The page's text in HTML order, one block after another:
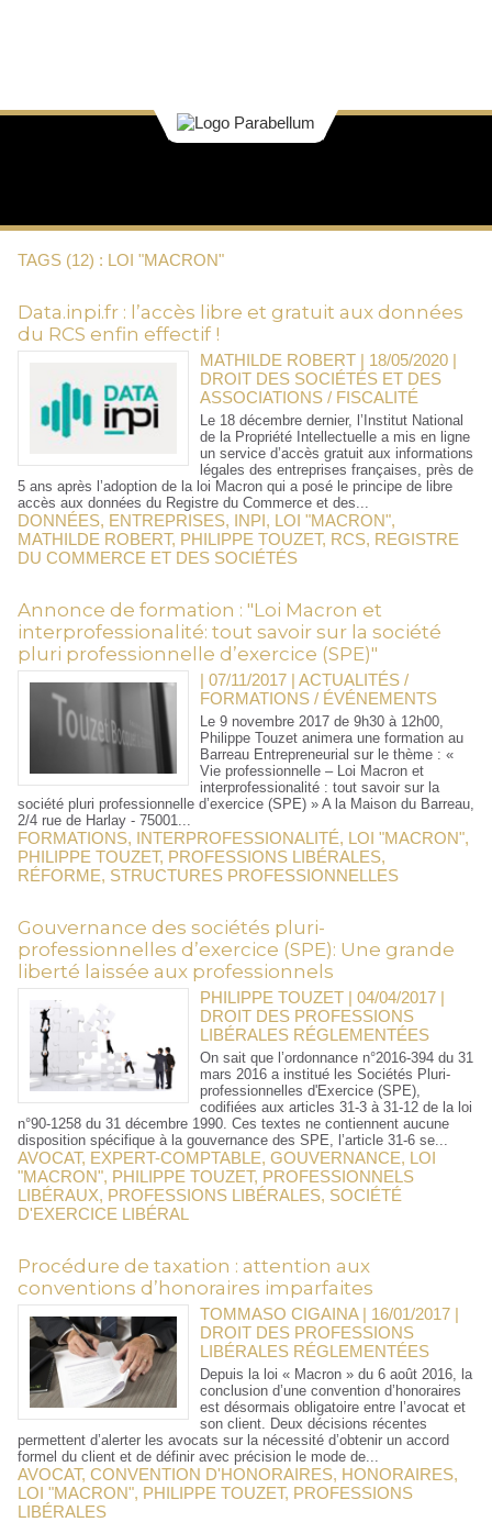
TAGS (12) : LOI "MACRON"
Data.inpi.fr : l’accès libre et gratuit aux données
du RCS enfin effectif !
MATHILDE ROBERT | 18/05/2020 |
DROIT DES SOCIÉTÉS ET DES
ASSOCIATIONS / FISCALITÉ
Le 18 décembre dernier, l’Institut National
de la Propriété Intellectuelle a mis en ligne
un service d’accès gratuit aux informations
légales des entreprises françaises, près de
5 ans après l’adoption de la loi Macron qui a posé le principe de libre
accès aux données du Registre du Commerce et des...
DONNÉES, ENTREPRISES, INPI, LOI "MACRON",
MATHILDE ROBERT, PHILIPPE TOUZET, RCS, REGISTRE
DU COMMERCE ET DES SOCIÉTÉS
Annonce de formation : "Loi Macron et
interprofessionalité: tout savoir sur la société
pluri professionnelle d’exercice (SPE)"
| 07/11/2017 |ACTUALITÉS /
FORMATIONS / ÉVÉNEMENTS
Le 9 novembre 2017 de 9h30 à 12h00,
Philippe Touzet animera une formation au
Barreau Entrepreneurial sur le thème : «
Vie professionnelle – Loi Macron et
interprofessionalité : tout savoir sur la
société pluri professionnelle d’exercice (SPE) » A la Maison du Barreau,
2/4 rue de Harlay - 75001...
FORMATIONS, INTERPROFESSIONALITÉ, LOI "MACRON",
PHILIPPE TOUZET, PROFESSIONS LIBÉRALES,
RÉFORME, STRUCTURES PROFESSIONNELLES
Gouvernance des sociétés pluri-
professionnelles d’exercice (SPE): Une grande
liberté laissée aux professionnels
PHILIPPE TOUZET | 04/04/2017 |
DROIT DES PROFESSIONS
LIBÉRALES RÉGLEMENTÉES
On sait que l’ordonnance n°2016-394 du 31
mars 2016 a institué les Sociétés Pluri-
professionnelles d'Exercice (SPE),
codifiées aux articles 31-3 à 31-12 de la loi
n°90-1258 du 31 décembre 1990. Ces textes ne contiennent aucune
disposition spécifique à la gouvernance des SPE, l’article 31-6 se...
AVOCAT, EXPERT-COMPTABLE, GOUVERNANCE, LOI
"MACRON", PHILIPPE TOUZET, PROFESSIONNELS
LIBÉRAUX, PROFESSIONS LIBÉRALES, SOCIÉTÉ
D'EXERCICE LIBÉRAL
Procédure de taxation : attention aux
conventions d’honoraires imparfaites
TOMMASO CIGAINA | 16/01/2017 |
DROIT DES PROFESSIONS
LIBÉRALES RÉGLEMENTÉES
Depuis la loi « Macron » du 6 août 2016, la
conclusion d’une convention d’honoraires
est désormais obligatoire entre l’avocat et
son client. Deux décisions récentes
permettent d’alerter les avocats sur la nécessité d’obtenir un accord
formel du client et de définir avec précision le mode de...
AVOCAT, CONVENTION D'HONORAIRES, HONORAIRES,
LOI "MACRON", PHILIPPE TOUZET, PROFESSIONS
LIBÉRALES